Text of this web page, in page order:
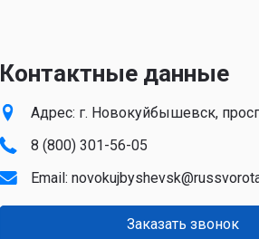
Контактные данные
Адрес: г. Новокуйбышевск,
8 (800) 301-56-05
Email:
Заказать звонок